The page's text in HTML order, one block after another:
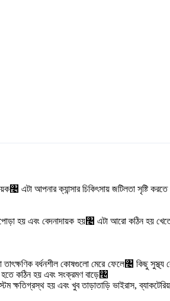
এটা আপনার ক্যান্সার চিকিৎসায় জটিলতা সৃষ্টি
হয় এবং বেদনাদায়ক হয়৤ এটা আরো কঠিন হয়
তাৎক্ষণিক বর্ধনশীল কোষগুলো মেরে ফেলে৤ কিছু
কঠিন হয় এবং সংক্রমণ বাড়ে৤
ক্ষতিগ্রস্থ হয় এবং খুব তাড়াতাড়ি ভাইরাস,